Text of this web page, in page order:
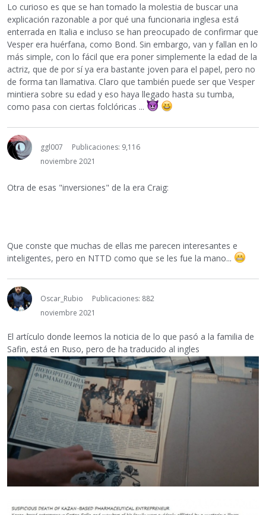
Lo curioso es que se han tomado la molestia de buscar una
explicación razonable a por qué una funcionaria inglesa está
enterrada en Italia e incluso se han preocupado de confirmar que
Vesper era huérfana, como Bond. Sin embargo, van y fallan en lo
más simple, con lo fácil que era poner simplemente la edad de la
actriz, que de por sí ya era bastante joven para el papel, pero no
de forma tan llamativa. Claro que también puede ser que Vesper
mintiera sobre su edad y eso haya llegado hasta su tumba,
como pasa con ciertas folclóricas ...
ggl007
Publicaciones: 9,116
noviembre 2021
Otra de esas "inversiones" de la era Craig:
Que conste que muchas de ellas me parecen interesantes e
inteligentes, pero en NTTD como que se les fue la mano...
Oscar_Rubio
Publicaciones: 882
noviembre 2021
El artículo donde leemos la noticia de lo que pasó a la familia de
Safin, está en Ruso, pero de ha traducido al ingles